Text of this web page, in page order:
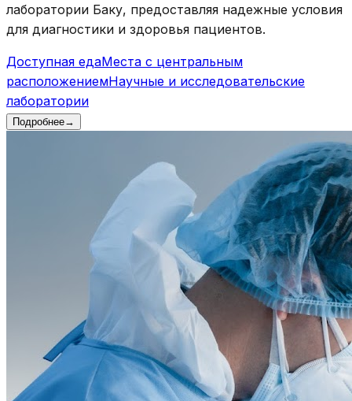
лаборатории Баку, предоставляя надежные условия
для диагностики и здоровья пациентов.
Доступная едаМеста с центральным
расположениемНаучные и исследовательские
лаборатории
Подробнее→